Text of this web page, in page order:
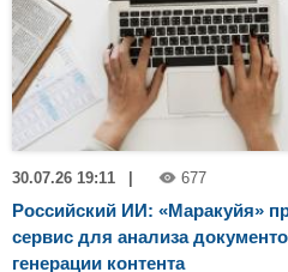
30.07.26 19:11 677
Российский ИИ: «Маракуйя»
сервис для анализа
генерации контента